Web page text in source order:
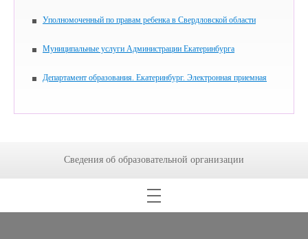
Уполномоченный по правам ребенка в Свердловской области
Муниципальные услуги Администрации Екатеринбурга
Департамент образования. Екатеринбург. Электронная приемная
Сведения об образовательной организации